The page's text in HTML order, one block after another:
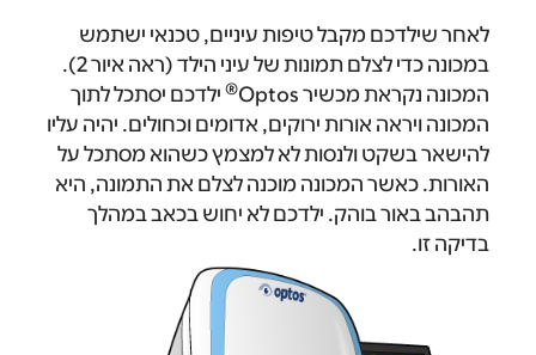
לאחר שילדכם מקבל טיפות עיניים, טכנאי ישתמש
במכונה כדי לצלם תמונות של עיני הילד (ראה איור 2).
המכונה נקראת מכשיר Optos
®ילדכם יסתכל לתוך
המכונה ויראה אורות ירוקים, אדומים וכחולים. יהיה עליו
להישאר בשקט ולנסות לא למצמץ כשהוא מסתכל על
האורות. כאשר המכונה מוכנה לצלם את התמונה, היא
תהבהב באור בוהק. ילדכם לא יחוש בכאב במהלך
בדיקה זו.